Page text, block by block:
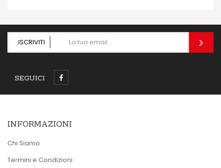
ISCRIVITI
SEGUICI
INFORMAZIONI
Chi Siamo
Termini e Condizioni